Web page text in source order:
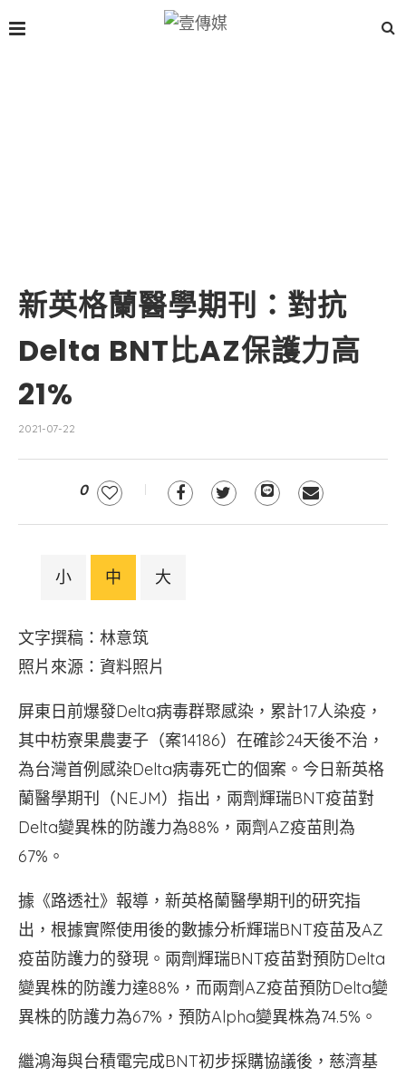
新英格蘭醫學期刊：對抗
Delta BNT比AZ保護力高
21%
2021-07-22
0
小 中 大
文字撰稿：林意筑
照片來源：資料照片
屏東日前爆發Delta病毒群聚感染，累計17人染疫，
其中枋寮果農妻子（案14186）在確診24天後不治，
為台灣首例感染Delta病毒死亡的個案。今日新英格
蘭醫學期刊（NEJM）指出，兩劑輝瑞BNT疫苗對
Delta變異株的防護力為88%，兩劑AZ疫苗則為
67%。
據《路透社》報導，新英格蘭醫學期刊的研究指
出，根據實際使用後的數據分析輝瑞BNT疫苗及AZ
疫苗防護力的發現。兩劑輝瑞BNT疫苗對預防Delta
變異株的防護力達88%，而兩劑AZ疫苗預防Delta變
異株的防護力為67%，預防Alpha變異株為74.5%。
繼鴻海與台積電完成BNT初步採購協議後，慈濟基